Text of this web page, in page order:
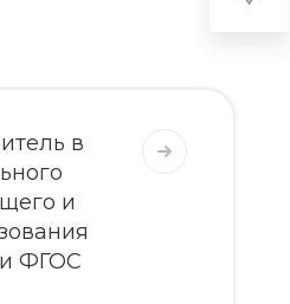
в
и
ФГОС